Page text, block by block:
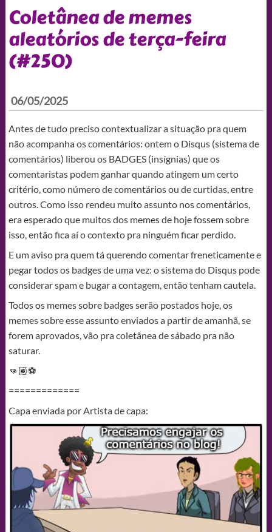
Coletânea de memes
aleatórios de terça-feira
(#250)
06/05/2025
Antes de tudo preciso contextualizar a situação pra quem
não acompanha os comentários: ontem o Disqus (sistema de
comentários) liberou os BADGES (insígnias) que os
comentaristas podem ganhar quando atingem um certo
critério, como número de comentários ou de curtidas, entre
outros. Como isso rendeu muito assunto nos comentários,
era esperado que muitos dos memes de hoje fossem sobre
isso, então fica aí o contexto pra ninguém ficar perdido.
E um aviso pra quem tá querendo comentar freneticamente e
pegar todos os badges de uma vez: o sistema do Disqus pode
considerar spam e bugar a contagem, então tenham cautela.
Todos os memes sobre badges serão postados hoje, os
memes sobre esse assunto enviados a partir de amanhã, se
forem aprovados, vão pra coletânea de sábado pra não
saturar.
👊🏽⚽
=============
Capa enviada por Artista de capa: